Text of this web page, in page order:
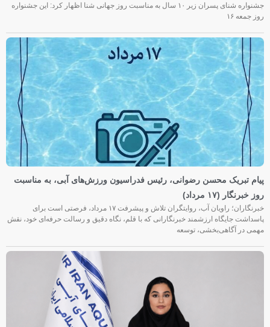
جشنواره شنای پسران زیر ۱۰ سال به مناسبت روز جهانی شنا اظهار کرد: این جشنواره
روز جمعه‌ ۱۶
پیام تبریک محسن رضوانی، رئیس فدراسیون ورزش‌های آبی، به مناسبت
روز خبرنگار (۱۷ مرداد)
خبرنگاران؛ راویان آب، روایتگران تلاش و پیشرفت ۱۷ مرداد، فرصتی است برای
پاسداشت جایگاه ارزشمند خبرنگارانی که با قلم، نگاه دقیق و رسالت حرفه‌ای خود، نقش
مهمی در آگاهی‌بخشی، توسعه